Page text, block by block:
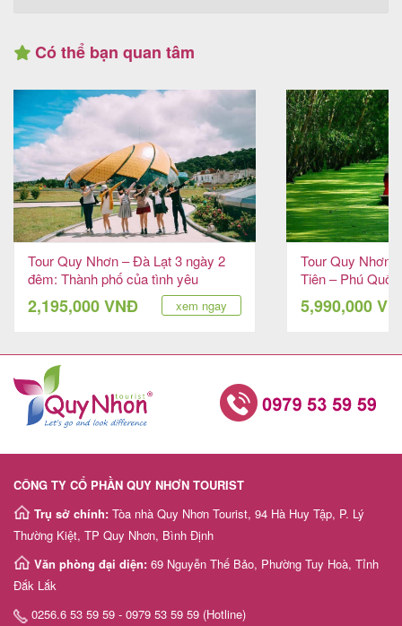
Có thể bạn quan tâm
Tour Quy Nhơn – Đà Lạt 3 ngày 2
đêm: Thành phố của tình yêu
2,195,000 VNĐ xem ngay
Tour Quy Nhơn
Tiên – Phú
5,990,000
CÔNG TY CỔ PHẦN QUY NHƠN TOURIST
Trụ sở chính: Tòa nhà Quy Nhơn Tourist, 94 Hà Huy Tập, P. Lý
Thường Kiệt, TP Quy Nhơn, Bình Định
Văn phòng đại diện: 69 Nguyễn Thế Bảo, Phường Tuy Hoà, Tỉnh
Đắk Lắk
0256.6 53 59 59 - 0979 53 59 59 (Hotline)